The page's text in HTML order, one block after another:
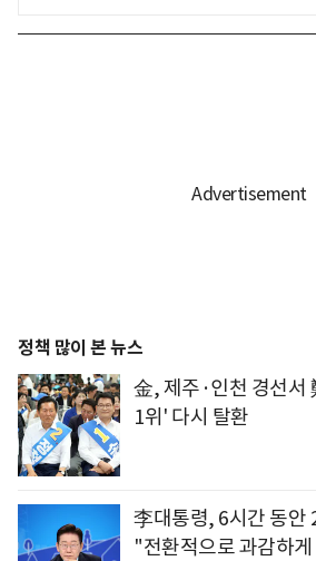
정책 많이 본 뉴스
金, 제주·인천 경선
1위' 다시 탈환
李대통령, 6시간 동
"전환적으로 과감하